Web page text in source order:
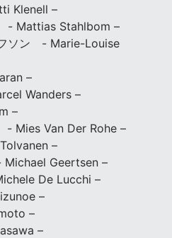
Klenell –
- Mattias Stahlbom –
ソン - Marie-Louise
–
Wanders –
–
- Mies Van Der Rohe –
–
Geertsen –
De Lucchi –
–
–
–